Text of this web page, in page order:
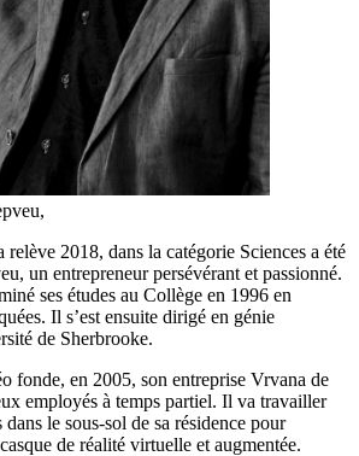
2018, dans la catégorie Sciences a été
un entrepreneur persévérant et passionné.
ses études au Collège en 1996 en
Il s’est ensuite dirigé en génie
de Sherbrooke.
fonde, en 2005, son entreprise Vrvana de
employés à temps partiel. Il va travailler
le sous-sol de sa résidence pour
de réalité virtuelle et augmentée.